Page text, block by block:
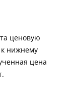
ценовую
к нижнему
цена